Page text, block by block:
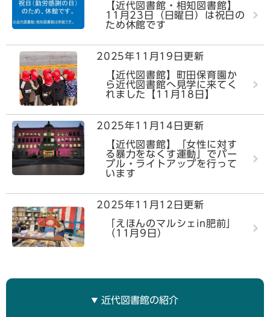
【近代図書館・相知図書館】
11月23日（日曜日）は祝日の
ため休館です
2025年11月19日更新
【近代図書館】町田保育園か
ら近代図書館へ見学に来てく
れました【11月18日】
2025年11月14日更新
【近代図書館】「女性に対す
る暴力をなくす運動」でパー
プル・ライトアップを行って
います
2025年11月12日更新
「えほんのマルシェin肥前」
（11月9日）
近代図書館の紹介